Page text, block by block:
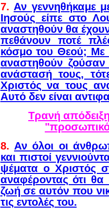
7. Αν γεννηθήκαμε
Ιησούς είπε στο
αναστηθούν θα
πεθάνουν ποτέ
κόσμο του Θεού; Με
αναστηθούν
ανάστασή τους,
Χριστός να τους
Αυτό δεν είναι
Τρανή
8. Αν όλοι οι
και πιστοί
ψέματα ο Χριστός
αναφέροντας ότι θα
ζωή σε αυτόν που
τις εντολές του.